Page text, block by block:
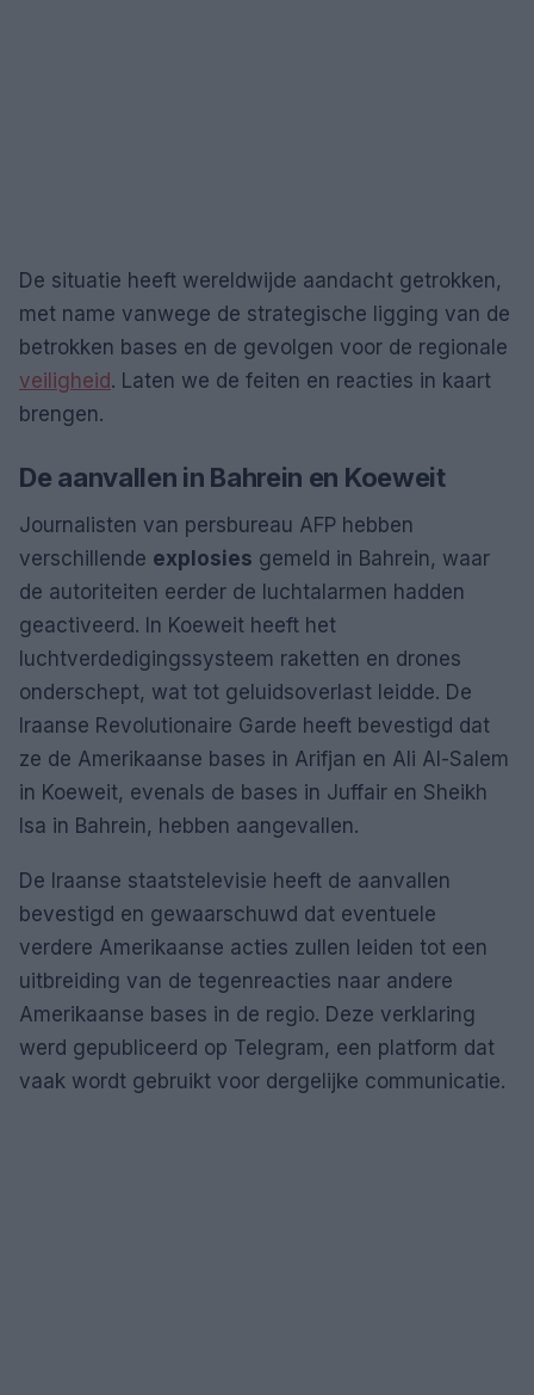
De situatie heeft wereldwijde aandacht getrokken,
met name vanwege de strategische ligging van de
betrokken bases en de gevolgen voor de regionale
veiligheid . Laten we de feiten en reacties in kaart
brengen.
De aanvallen in Bahrein en Koeweit
Journalisten van persbureau AFP hebben
verschillende explosies gemeld in Bahrein, waar
de autoriteiten eerder de luchtalarmen hadden
geactiveerd. In Koeweit heeft het
luchtverdedigingssysteem raketten en drones
onderschept, wat tot geluidsoverlast leidde. De
Iraanse Revolutionaire Garde heeft bevestigd dat
ze de Amerikaanse bases in Arifjan en Ali Al-Salem
in Koeweit, evenals de bases in Juffair en Sheikh
Isa in Bahrein, hebben aangevallen.
De Iraanse staatstelevisie heeft de aanvallen
bevestigd en gewaarschuwd dat eventuele
verdere Amerikaanse acties zullen leiden tot een
uitbreiding van de tegenreacties naar andere
Amerikaanse bases in de regio. Deze verklaring
werd gepubliceerd op Telegram, een platform dat
vaak wordt gebruikt voor dergelijke communicatie.